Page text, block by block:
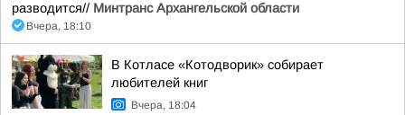
разводится// Минтранс Архангельской области
Вчера, 18:10
В Котласе «Котодворик» собирает
любителей книг
Вчера, 18:04